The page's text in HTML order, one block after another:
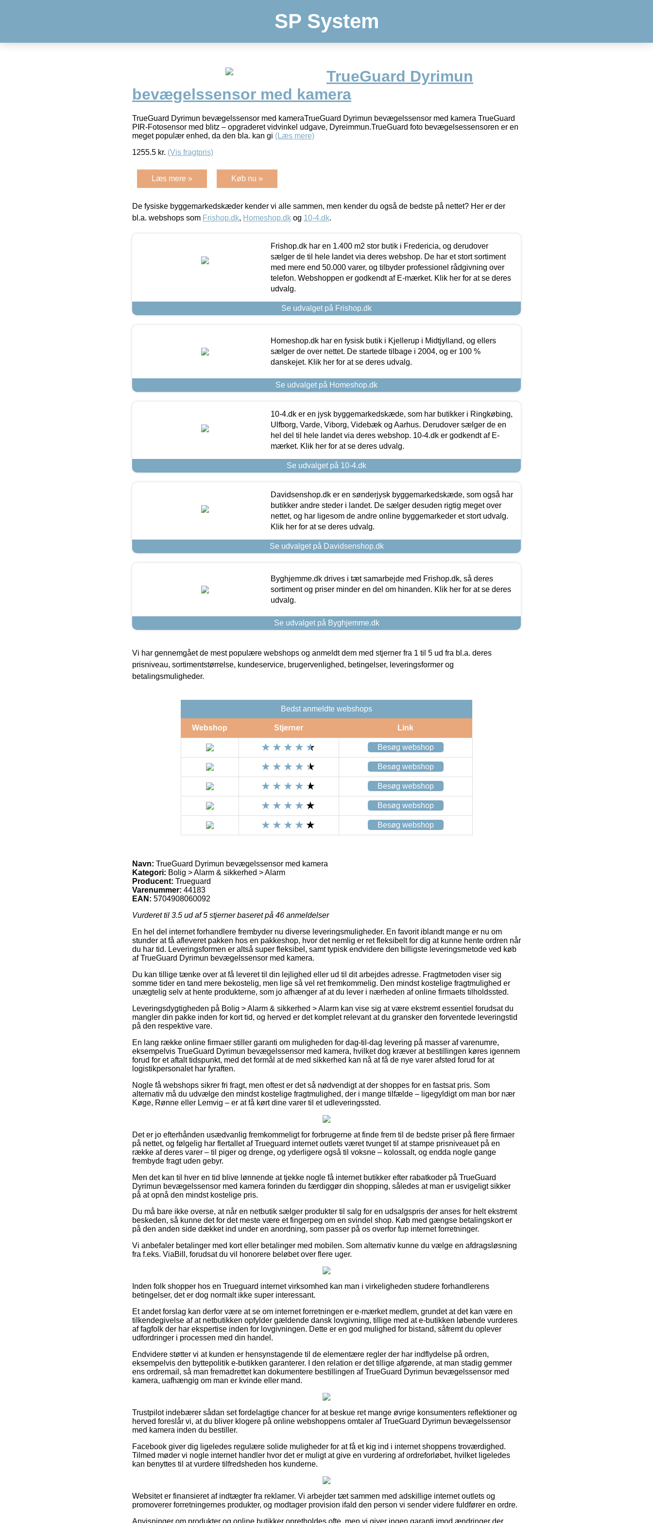
SP System
TrueGuard Dyrimun
bevægelssensor med kamera
TrueGuard Dyrimun bevægelssensor med kameraTrueGuard Dyrimun bevægelssensor med kamera TrueGuard
PIR-Fotosensor med blitz – opgraderet vidvinkel udgave, Dyreimmun.TrueGuard foto bevægelsessensoren er en
meget populær enhed, da den bla. kan gi (Læs mere)
1255.5 kr. (Vis fragtpris)
Læs mere » Køb nu »
De fysiske byggemarkedskæder kender vi alle sammen, men kender du også de bedste på nettet? Her er der
bl.a. webshops som Frishop.dk, Homeshop.dk og 10-4.dk.
Frishop.dk har en 1.400 m2 stor butik i Fredericia, og derudover
sælger de til hele landet via deres webshop. De har et stort sortiment
med mere end 50.000 varer, og tilbyder professionel rådgivning over
telefon. Webshoppen er godkendt af E-mærket. Klik her for at se deres
udvalg.
Se udvalget på Frishop.dk
Homeshop.dk har en fysisk butik i Kjellerup i Midtjylland, og ellers
sælger de over nettet. De startede tilbage i 2004, og er 100 %
danskejet. Klik her for at se deres udvalg.
Se udvalget på Homeshop.dk
10-4.dk er en jysk byggemarkedskæde, som har butikker i Ringkøbing,
Ulfborg, Varde, Viborg, Videbæk og Aarhus. Derudover sælger de en
hel del til hele landet via deres webshop. 10-4.dk er godkendt af E-
mærket. Klik her for at se deres udvalg.
Se udvalget på 10-4.dk
Davidsenshop.dk er en sønderjysk byggemarkedskæde, som også har
butikker andre steder i landet. De sælger desuden rigtig meget over
nettet, og har ligesom de andre online byggemarkeder et stort udvalg.
Klik her for at se deres udvalg.
Se udvalget på Davidsenshop.dk
Byghjemme.dk drives i tæt samarbejde med Frishop.dk, så deres
sortiment og priser minder en del om hinanden. Klik her for at se deres
udvalg.
Se udvalget på Byghjemme.dk
Vi har gennemgået de mest populære webshops og anmeldt dem med stjerner fra 1 til 5 ud fra bl.a. deres
prisniveau, sortimentstørrelse, kundeservice, brugervenlighed, betingelser, leveringsformer og
betalingsmuligheder.
Bedst anmeldte webshops
Webshop Stjerner Link
Besøg webshop
Besøg webshop
Besøg webshop
Besøg webshop
Besøg webshop
Navn: TrueGuard Dyrimun bevægelssensor med kamera
Kategori: Bolig > Alarm & sikkerhed > Alarm
Producent: Trueguard
Varenummer: 44183
EAN: 5704908060092
Vurderet til 3.5 ud af 5 stjerner baseret på 46 anmeldelser
En hel del internet forhandlere frembyder nu diverse leveringsmuligheder. En favorit iblandt mange er nu om
stunder at få afleveret pakken hos en pakkeshop, hvor det nemlig er ret fleksibelt for dig at kunne hente ordren når
du har tid. Leveringsformen er altså super fleksibel, samt typisk endvidere den billigste leveringsmetode ved køb
af TrueGuard Dyrimun bevægelssensor med kamera.
Du kan tillige tænke over at få leveret til din lejlighed eller ud til dit arbejdes adresse. Fragtmetoden viser sig
somme tider en tand mere bekostelig, men lige så vel ret fremkommelig. Den mindst kostelige fragtmulighed er
unægtelig selv at hente produkterne, som jo afhænger af at du lever i nærheden af online firmaets tilholdssted.
Leveringsdygtigheden på Bolig > Alarm & sikkerhed > Alarm kan vise sig at være ekstremt essentiel forudsat du
mangler din pakke inden for kort tid, og herved er det komplet relevant at du gransker den forventede leveringstid
på den respektive vare.
En lang række online firmaer stiller garanti om muligheden for dag-til-dag levering på masser af varenumre,
eksempelvis TrueGuard Dyrimun bevægelssensor med kamera, hvilket dog kræver at bestillingen køres igennem
forud for et aftalt tidspunkt, med det formål at de med sikkerhed kan nå at få de nye varer afsted forud for at
logistikpersonalet har fyraften.
Nogle få webshops sikrer fri fragt, men oftest er det så nødvendigt at der shoppes for en fastsat pris. Som
alternativ må du udvælge den mindst kostelige fragtmulighed, der i mange tilfælde – ligegyldigt om man bor nær
Køge, Rønne eller Lemvig – er at få kørt dine varer til et udleveringssted.
Det er jo efterhånden usædvanlig fremkommeligt for forbrugerne at finde frem til de bedste priser på flere firmaer
på nettet, og følgelig har flertallet af Trueguard internet outlets været tvunget til at stampe prisniveauet på en
række af deres varer – til piger og drenge, og yderligere også til voksne – kolossalt, og endda nogle gange
frembyde fragt uden gebyr.
Men det kan til hver en tid blive lønnende at tjekke nogle få internet butikker efter rabatkoder på TrueGuard
Dyrimun bevægelssensor med kamera forinden du færdiggør din shopping, således at man er usvigeligt sikker
på at opnå den mindst kostelige pris.
Du må bare ikke overse, at når en netbutik sælger produkter til salg for en udsalgspris der anses for helt ekstremt
beskeden, så kunne det for det meste være et fingerpeg om en svindel shop. Køb med gængse betalingskort er
på den anden side dækket ind under en anordning, som passer på os overfor fup internet forretninger.
Vi anbefaler betalinger med kort eller betalinger med mobilen. Som alternativ kunne du vælge en afdragsløsning
fra f.eks. ViaBill, forudsat du vil honorere beløbet over flere uger.
Inden folk shopper hos en Trueguard internet virksomhed kan man i virkeligheden studere forhandlerens
betingelser, det er dog normalt ikke super interessant.
Et andet forslag kan derfor være at se om internet forretningen er e-mærket medlem, grundet at det kan være en
tilkendegivelse af at netbutikken opfylder gældende dansk lovgivning, tillige med at e-butikken løbende vurderes
af fagfolk der har ekspertise inden for lovgivningen. Dette er en god mulighed for bistand, såfremt du oplever
udfordringer i processen med din handel.
Endvidere støtter vi at kunden er hensynstagende til de elementære regler der har indflydelse på ordren,
eksempelvis den byttepolitik e-butikken garanterer. I den relation er det tillige afgørende, at man stadig gemmer
ens ordremail, så man fremadrettet kan dokumentere bestillingen af TrueGuard Dyrimun bevægelssensor med
kamera, uafhængig om man er kvinde eller mand.
Trustpilot indebærer sådan set fordelagtige chancer for at beskue ret mange øvrige konsumenters reflektioner og
herved foreslår vi, at du bliver klogere på online webshoppens omtaler af TrueGuard Dyrimun bevægelssensor
med kamera inden du bestiller.
Facebook giver dig ligeledes regulære solide muligheder for at få et kig ind i internet shoppens troværdighed.
Tilmed møder vi nogle internet handler hvor det er muligt at give en vurdering af ordreforløbet, hvilket ligeledes
kan benyttes til at vurdere tilfredsheden hos kunderne.
Websitet er finansieret af indtægter fra reklamer. Vi arbejder tæt sammen med adskillige internet outlets og
promoverer forretningernes produkter, og modtager provision ifald den person vi sender videre fuldfører en ordre.
Anvisninger om produkter og online butikker opretholdes ofte, men vi giver ingen garanti imod ændringer der